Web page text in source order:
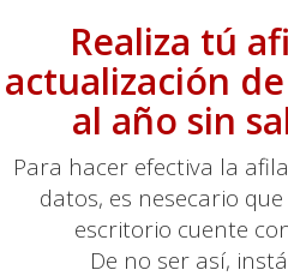
Realiza tú
actualización
al año sin
Para hacer efectiva la
datos, es nesecario
escritorio cuente
De no ser así,